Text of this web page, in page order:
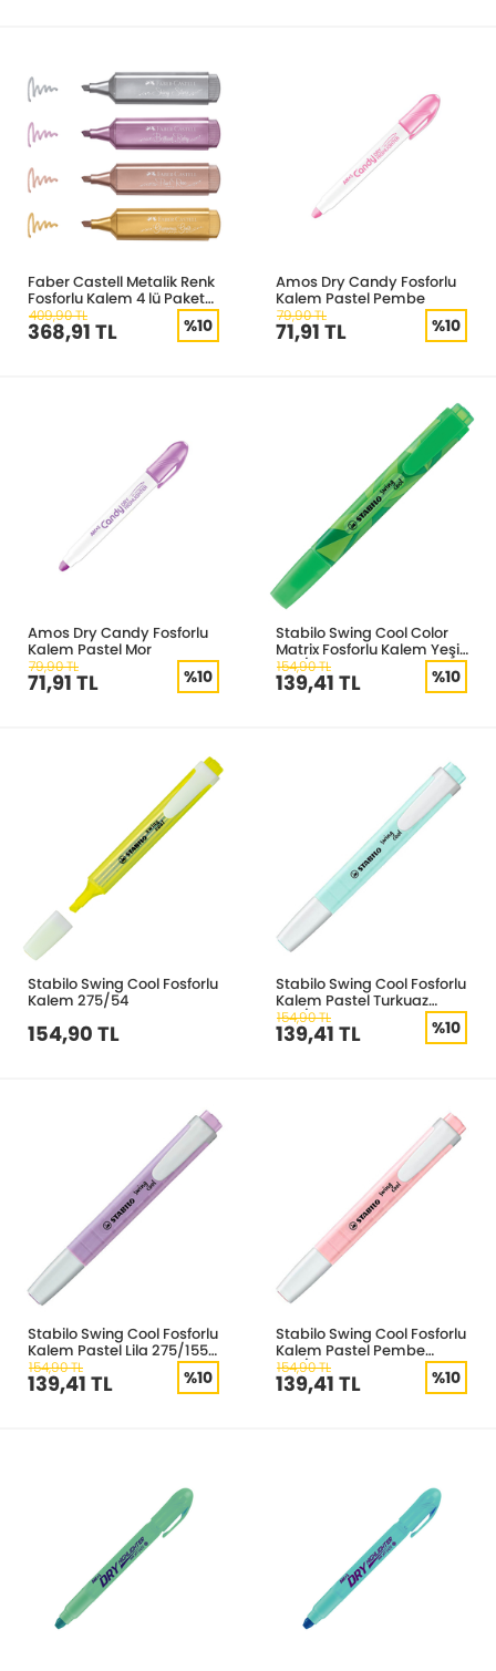
Faber Castell Metalik Renk
Fosforlu Kalem 4 lü Paket
154640
409,90 TL
368,91 TL %10
Amos Dry Candy Fosforlu
Kalem Pastel Pembe
79,90 TL
71,91 TL %10
Amos Dry Candy Fosforlu
Kalem Pastel Mor
79,90 TL
71,91 TL %10
Stabilo Swing Cool Color
Matrix Fosforlu Kalem Yeşil
275/33-7
154,90 TL
139,41 TL %10
Stabilo Swing Cool Fosforlu
Kalem 275/54
154,90 TL
Stabilo Swing Cool Fosforlu
Kalem Pastel Turkuaz
275/113-8
154,90 TL
139,41 TL %10
Stabilo Swing Cool Fosforlu
Kalem Pastel Lila 275/155-
8
154,90 TL
139,41 TL %10
Stabilo Swing Cool Fosforlu
Kalem Pastel Pembe
275/129-8
154,90 TL
139,41 TL %10